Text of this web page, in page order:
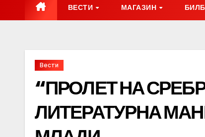
ВЕСТИ МАГАЗИН
Вести
“ПРОЛЕТ НА
ЛИТЕРАТУРНА